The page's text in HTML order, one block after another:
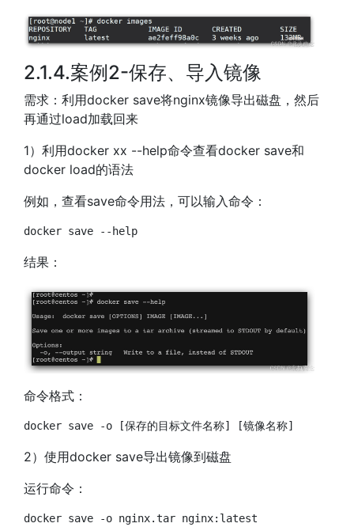
2.1.4.案例2-保存、导入镜像
需求：利用docker save将nginx镜像导出磁盘，然后
再通过load加载回来
1）利用docker xx --help命令查看docker save和
docker load的语法
例如，查看save命令用法，可以输入命令：
docker save --help
结果：
命令格式：
docker save -o [保存的目标文件名称] [镜像名称]
2）使用docker save导出镜像到磁盘
运行命令：
docker save -o